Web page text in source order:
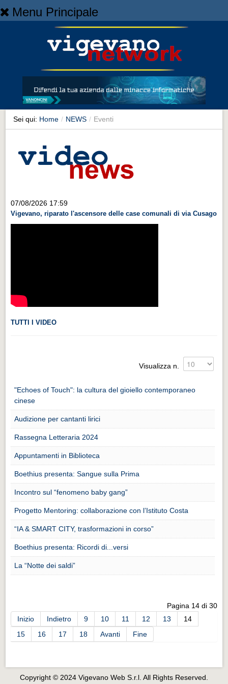
Menu Principale
Cronaca
Cronaca
Artes et Artificia
Territorio
Territorio
CHI SIAMO
CHI SIAMO
Guida turistica rapida
Musica e teatro
Musica e teatro
Distretto industriale
Distretto industriale
Muoversi a Vigevano
Muoversi a Vigevano
Cultura e turismo 4.0
Cultura e turismo 4.0
PROGETTI
PROGETTI
Progetti Realizzati
Progetti Realizzati
EVENTI
Sei qui: Home / NEWS / Eventi
07/08/2026 17:59
Vigevano, riparato l'ascensore delle case comunali di via Cusago
TUTTI I VIDEO
Visualizza n.
"Echoes of Touch": la cultura del gioiello contemporaneo
cinese
Audizione per cantanti lirici
Rassegna Letteraria 2024
Appuntamenti in Biblioteca
Boethius presenta: Sangue sulla Prima
Incontro sul “fenomeno baby gang”
Progetto Mentoring: collaborazione con l’Istituto Costa
“IA & SMART CITY, trasformazioni in corso”
Boethius presenta: Ricordi di...versi
La “Notte dei saldi”
Pagina 14 di 30
Inizio
Indietro 9 10 11 12 13
14
15
16 17 18 Avanti Fine
Copyright © 2024 Vigevano Web S.r.l. All Rights Reserved.